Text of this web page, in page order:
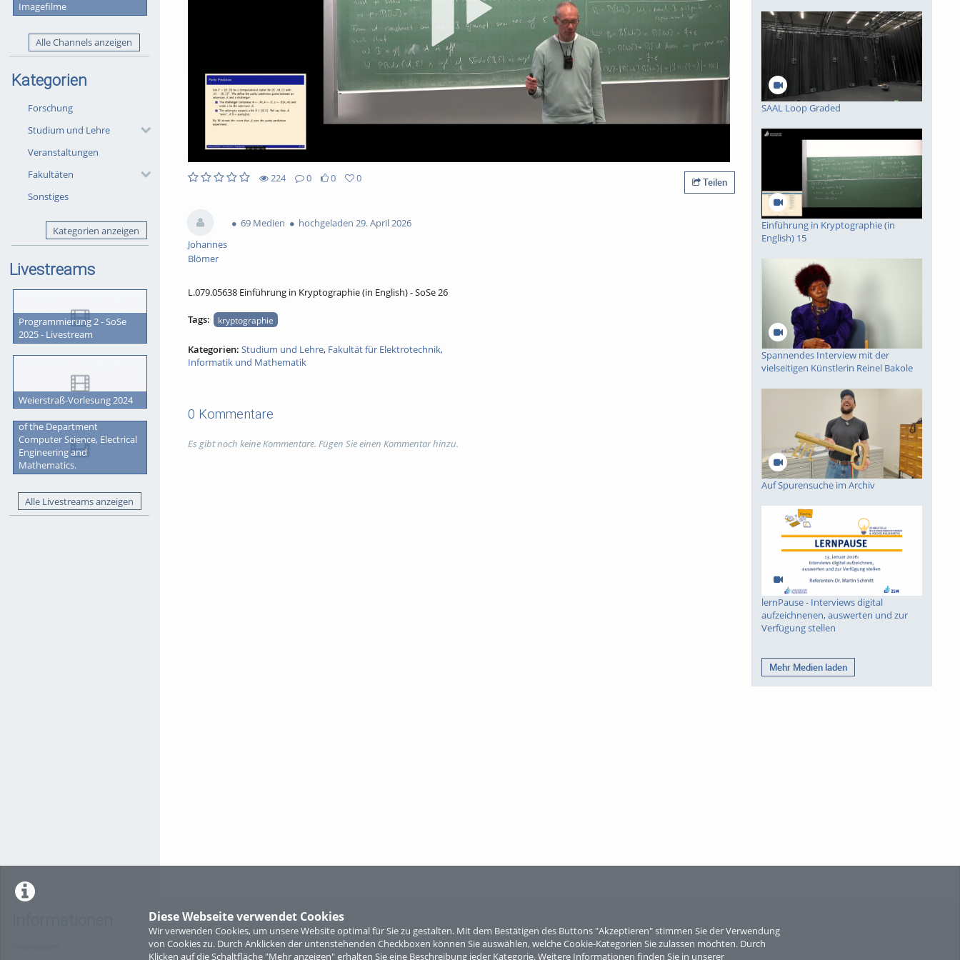
Diese Webseite verwendet Cookies
Wir verwenden Cookies, um unsere Website optimal für Sie zu gestalten. Mit dem Bestätigen des Buttons "Akzeptieren" stimmen Sie der Verwendung
von Cookies zu. Durch Anklicken der untenstehenden Checkboxen können Sie auswählen, welche Cookie-Kategorien Sie zulassen möchten. Durch
Klicken auf die Schaltfläche "Mehr anzeigen" erhalten Sie eine Beschreibung jeder Kategorie. Weitere Informationen finden Sie in unserer
Imagefilme
Alle Channels anzeigen
Kategorien
Forschung
Studium und Lehre
Veranstaltungen
Fakultäten
Sonstiges
Kategorien anzeigen
Livestreams
Programmierung 2 - SoSe
2025 - Livestream
Weierstraß-Vorlesung 2024
of the Department
Computer Science, Electrical
Engineering and
Mathematics.
Alle Livestreams anzeigen
224
views
0
Kommentare
0
0
Teilen
Johannes
Blömer
69 Medien hochgeladen 29. April 2026
L.079.05638 Einführung in Kryptographie (in English) - SoSe 26
Tags: kryptographie
Kategorien: Studium und Lehre, Fakultät für Elektrotechnik,
Informatik und Mathematik
0 Kommentare
Es gibt noch keine Kommentare. Fügen Sie einen Kommentar hinzu.
SAAL Loop Graded
Einführung in Kryptographie (in
English) 15
Spannendes Interview mit der
vielseitigen Künstlerin Reinel Bakole
Auf Spurensuche im Archiv
lernPause - Interviews digital
aufzeichnenen, auswerten und zur
Verfügung stellen
Mehr Medien laden